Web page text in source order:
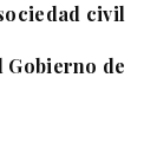
civil
de